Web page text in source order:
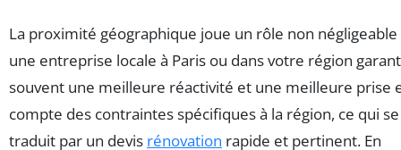
La proximité géographique joue un rôle non négligeable
une entreprise locale à Paris ou dans votre région
souvent une meilleure réactivité et une meilleure prise
compte des contraintes spécifiques à la région, ce qui se
traduit par un devis rénovation rapide et pertinent. En